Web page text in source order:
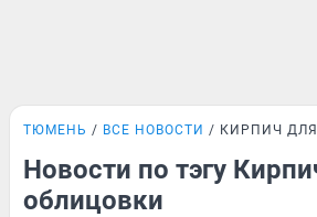
ТЮМЕНЬ ВСЕ НОВОСТИ КИРПИЧ
Новости по тэгу
облицовки